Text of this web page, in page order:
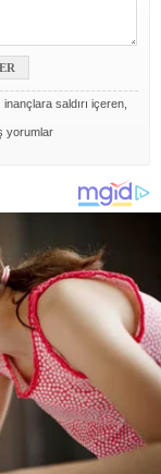
saldırı içeren,
yorumlar